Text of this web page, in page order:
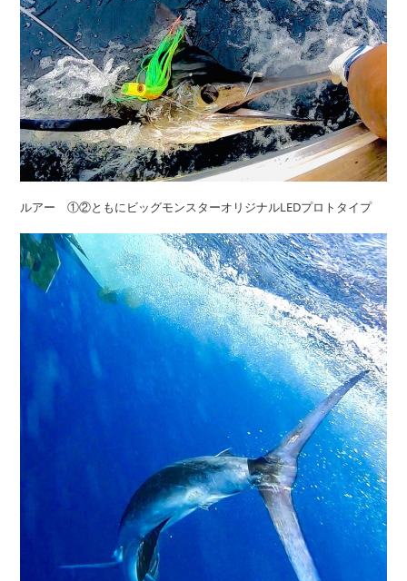
ルアー ①②ともにビッグモンスターオリジナルLEDプロトタイプ